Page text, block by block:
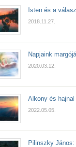
Isten és a
2018.11.27.
Napjaink
2020.03.12.
Alkony és hajnal
2022.05.05.
Pilinszky